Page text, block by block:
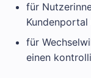
für
für
einen